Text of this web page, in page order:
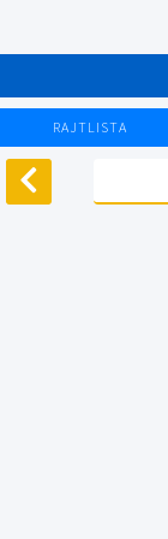
RAJTLISTA